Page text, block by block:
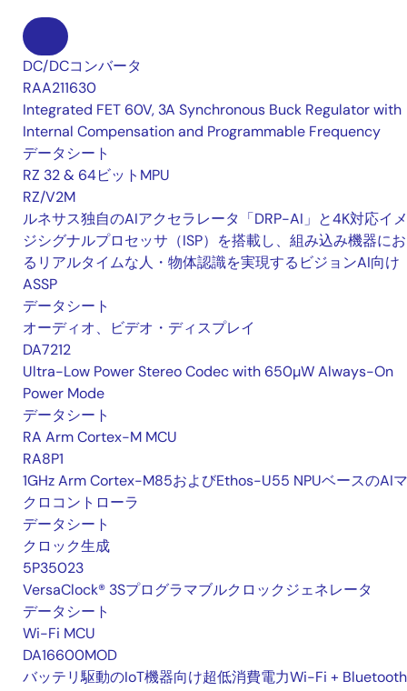
DC/DCコンバータ
RAA211630
Integrated FET 60V, 3A Synchronous Buck Regulator with
Internal Compensation and Programmable Frequency
データシート
RZ 32 & 64ビットMPU
RZ/V2M
ルネサス独自のAIアクセラレータ「DRP-AI」と4K対応イ
ジシグナルプロセッサ（ISP）を搭載し、組み込み機器に
るリアルタイムな人・物体認識を実現するビジョンAI向け
ASSP
データシート
オーディオ、ビデオ・ディスプレイ
DA7212
Ultra-Low Power Stereo Codec with 650µW Always-On
Power Mode
データシート
RA Arm Cortex-M MCU
RA8P1
1GHz Arm Cortex-M85およびEthos-U55 NPUベースのAI
クロコントローラ
データシート
クロック生成
5P35023
VersaClock® 3Sプログラマブルクロックジェネレータ
データシート
Wi-Fi MCU
DA16600MOD
バッテリ駆動のIoT機器向け超低消費電力Wi-Fi + Bluetooth